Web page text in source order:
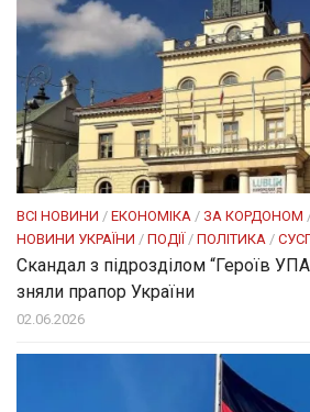
ВСІ НОВИНИ / ЕКОНОМІКА / ЗА КОРДОНОМ
НОВИНИ УКРАЇНИ / ПОДІЇ / ПОЛІТИКА /
Скандал з підрозділом “Героїв
зняли прапор України
02.06.2026